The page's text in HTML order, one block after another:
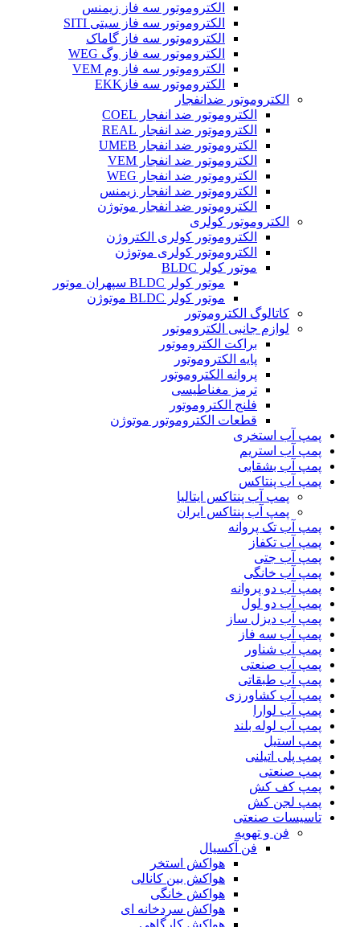
الکتروموتور سه فاز زیمنس
الکتروموتور سه فاز سیتی SITI
الکتروموتور سه فاز گاماک
الکتروموتور سه فاز وگ WEG
الکتروموتور سه فاز وم VEM
الکتروموتور سه فازEKK
الکتروموتور ضدانفجار
الکتروموتور ضد انفجار COEL
الکتروموتور ضد انفجار REAL
الکتروموتور ضد انفجار UMEB
الکتروموتور ضد انفجار VEM
الکتروموتور ضد انفجار WEG
الکتروموتور ضد انفجار زیمنس
الکتروموتور ضد انفجار موتوژن
الکتروموتور کولری
الکتروموتور کولری الکتروژن
الکتروموتور کولری موتوژن
موتور کولر BLDC
موتور کولر BLDC سپهران موتور
موتور کولر BLDC موتوژن
کاتالوگ الکتروموتور
لوازم جانبی الکتروموتور
براکت الکتروموتور
پایه الکتروموتور
پروانه الکتروموتور
ترمز مغناطیسی
فلنج الکتروموتور
قطعات الکتروموتور موتوژن
پمپ آب استخری
پمپ آب استریم
پمپ آب بشقابی
پمپ آب پنتاکس
پمپ آب پنتاکس ایتالیا
پمپ آب پنتاکس ایران
پمپ آب تک پروانه
پمپ آب تکفاز
پمپ آب جتی
پمپ آب خانگی
پمپ آب دو پروانه
پمپ آب دو لول
پمپ آب دیزل ساز
پمپ آب سه فاز
پمپ آب شناور
پمپ آب صنعتی
پمپ آب طبقاتی
پمپ آب کشاورزی
پمپ آب لوارا
پمپ آب لوله بلند
پمپ استیل
پمپ پلی اتیلنی
پمپ صنعتی
پمپ کف کش
پمپ لجن کش
تاسیسات صنعتی
فن و تهویه
فن آکسیال
هواکش استخر
هواکش بین کانالی
هواکش خانگی
هواکش سردخانه ای
هواکش کارگاهی